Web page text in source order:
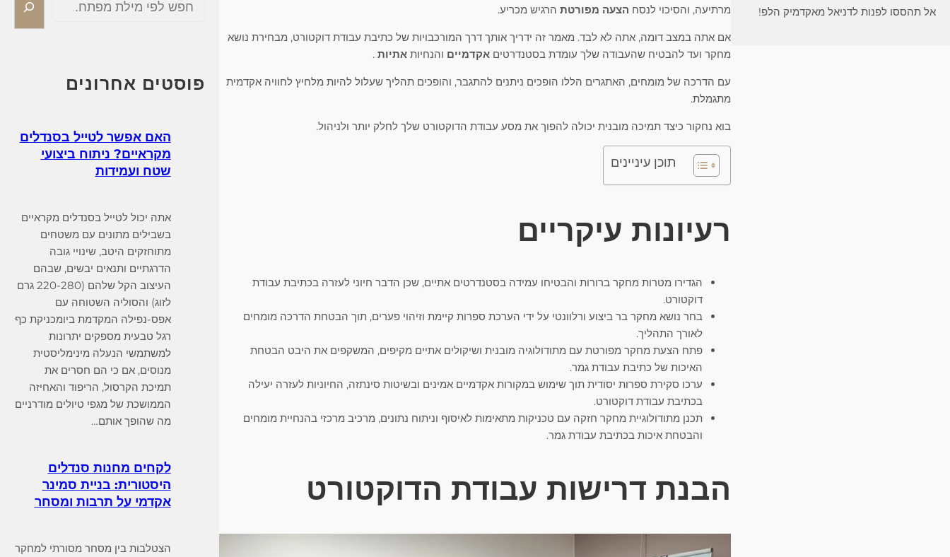
אל תהססו לפנות לדניאל מאקדמיק הלפ!
מרתיעה, והסיכוי לנסח הצעה מפורטת הרגיש מכריע.
אם אתה במצב דומה, אתה לא לבד. מאמר זה ידריך אותך דרך המורכבויות של כתיבת עבודת דוקטורט, מבחירת נושא
מחקר ועד להבטיח שהעבודה שלך עומדת בסטנדרטיםאקדמיים והנחיותאתיות .
עם הדרכה של מומחים, האתגרים הללו הופכים ניתנים להתגבר, והופכים תהליך שעלול להיות מלחיץ לחוויה אקדמית
מתגמלת.
בוא נחקור כיצד תמיכה מובנית יכולה להפוך את מסע עבודת הדוקטורט שלך לחלק יותר ולניהול.
תוכן עיניינים
רעיונות עיקריים
הגדירו מטרות מחקר ברורות והבטיחו עמידה בסטנדרטים אתיים, שכן הדבר חיוני לעזרה בכתיבת עבודת
דוקטורט.
בחר נושא מחקר בר ביצוע ורלוונטי על ידי הערכת ספרות קיימת וזיהוי פערים, תוך הבטחת הדרכה מומחים
לאורך התהליך.
פתח הצעת מחקר מפורטת עם מתודולוגיה מובנית ושיקולים אתיים מקיפים, המשקפים את היבט הבטחת
האיכות של כתיבת עבודת גמר.
ערכו סקירת ספרות יסודית תוך שימוש במקורות אקדמיים אמינים ובשיטות סינתזה, החיוניות לעזרה יעילה
בכתיבת עבודת דוקטורט.
תכנן מתודולוגיית מחקר חזקה עם טכניקות מתאימות לאיסוף וניתוח נתונים, מרכיב מרכזי בהנחיית מומחים
והבטחת איכות בכתיבת עבודת גמר.
הבנת דרישות עבודת הדוקטורט
h
פוסטים אחרונים
האם אפשר לטייל בסנדלים
מקראיים? ניתוח ביצועי
שטח ועמידות
אתה יכול לטייל בסנדלים מקראיים
בשבילים מתונים עם משטחים
מתוחזקים היטב, שינויי גובה
הדרגתיים ותנאים יבשים, שבהם
העיצוב הקל שלהם (220-280 גרם
לזוג) והסוליה השטוחה עם
אפס-נפילה המקדמת ביומכניקת כף
רגל טבעית מספקים יתרונות
למשתמשי הנעלה מינימליסטית
מנוסים, אם כי הם חסרים את
תמיכת הקרסול, הריפוד והאחיזה
הממושכת של מגפי טיולים מודרניים
מה שהופך אותם…
לקחים מחנות סנדלים
היסטורית: בניית סמינר
אקדמי על תרבות ומסחר
הצטלבות בין מסחר מסורתי למחקר